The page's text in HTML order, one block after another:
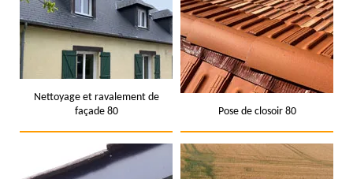
Nettoyage et ravalement de
façade 80
Pose de closoir 80